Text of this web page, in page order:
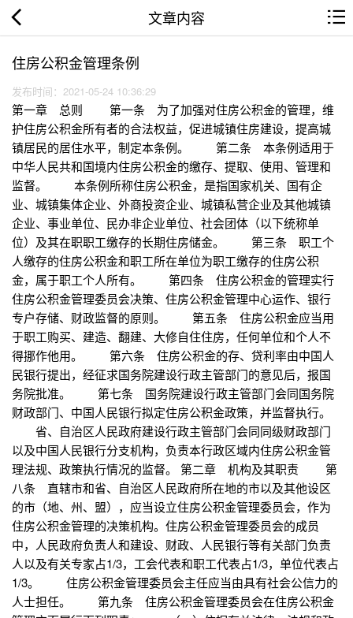
文章内容
住房公积金管理条例
发布时间：2021-05-24 10:36:29
第一章 总则 第一条 为了加强对住房公积金的管理，维
护住房公积金所有者的合法权益，促进城镇住房建设，提高城
镇居民的居住水平，制定本条例。 第二条 本条例适用于
中华人民共和国境内住房公积金的缴存、提取、使用、管理和
监督。 本条例所称住房公积金，是指国家机关、国有企
业、城镇集体企业、外商投资企业、城镇私营企业及其他城镇
企业、事业单位、民办非企业单位、社会团体（以下统称单
位）及其在职职工缴存的长期住房储金。 第三条 职工个
人缴存的住房公积金和职工所在单位为职工缴存的住房公积
金，属于职工个人所有。 第四条 住房公积金的管理实行
住房公积金管理委员会决策、住房公积金管理中心运作、银行
专户存储、财政监督的原则。 第五条 住房公积金应当用
于职工购买、建造、翻建、大修自住住房，任何单位和个人不
得挪作他用。 第六条 住房公积金的存、贷利率由中国人
民银行提出，经征求国务院建设行政主管部门的意见后，报国
务院批准。 第七条 国务院建设行政主管部门会同国务院
财政部门、中国人民银行拟定住房公积金政策，并监督执行。
省、自治区人民政府建设行政主管部门会同同级财政部门
以及中国人民银行分支机构，负责本行政区域内住房公积金管
理法规、政策执行情况的监督。 第二章 机构及其职责 第
八条 直辖市和省、自治区人民政府所在地的市以及其他设区
的市（地、州、盟），应当设立住房公积金管理委员会，作为
住房公积金管理的决策机构。住房公积金管理委员会的成员
中，人民政府负责人和建设、财政、人民银行等有关部门负责
人以及有关专家占1/3，工会代表和职工代表占1/3，单位代表占
1/3。 住房公积金管理委员会主任应当由具有社会公信力的
人士担任。 第九条 住房公积金管理委员会在住房公积金